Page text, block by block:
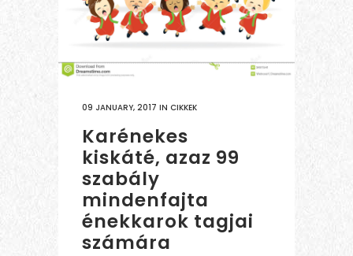
09 JANUARY, 2017 IN CIKKEK
Karénekes
kiskáté, azaz 99
szabály
mindenfajta
énekkarok tagjai
számára